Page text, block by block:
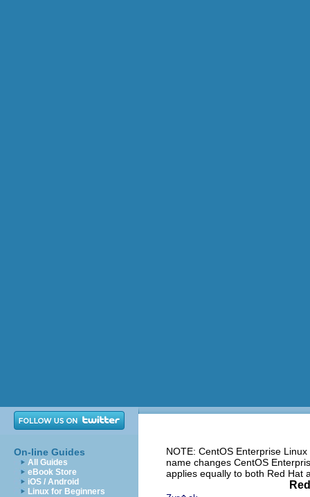
On-line Guides
All Guides
eBook Store
iOS / Android
Linux for Beginners
NOTE: CentOS Enterprise
name changes CentOS
applies equally to both Red Hat